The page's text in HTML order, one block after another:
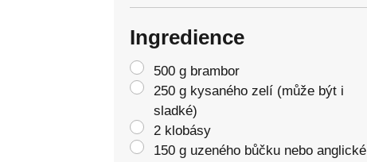
Ingredience
500 g brambor
250 g kysaného zelí (může být i
sladké)
2 klobásy
150 g uzeného bůčku nebo anglické